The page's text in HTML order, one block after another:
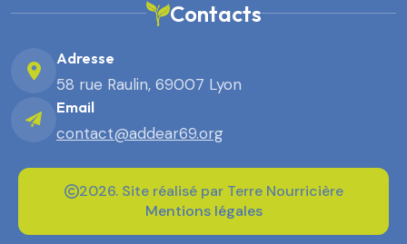
Contacts
Adresse
58 rue Raulin, 69007 Lyon
Email
contact@addear69.org
2026. Site réalisé par Terre Nourricière
Mentions légales